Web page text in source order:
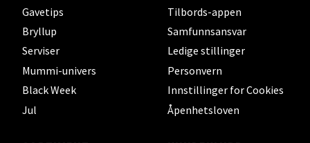
Gavetips
Bryllup
Serviser
Mummi-univers
Black Week
Jul
Tilbords-appen
Samfunnsansvar
Ledige stillinger
Personvern
Innstillinger for Cookies
Åpenhetsloven
Sortland - Sortland Storsenter
Strangata 26, 8400 Sortland